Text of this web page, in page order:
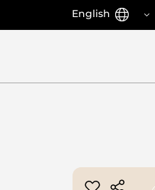
اللغة English